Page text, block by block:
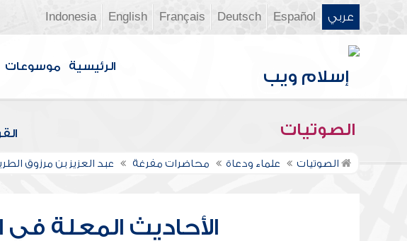
عربي Español
Deutsch
Français
English
Indonesia
الرئيسية موسوعات
الصوتيات
الصوتيات علماء ودعاة محاضرات مفرغة عبد العزيز بن مرزوق
الأحاديث المعلة في